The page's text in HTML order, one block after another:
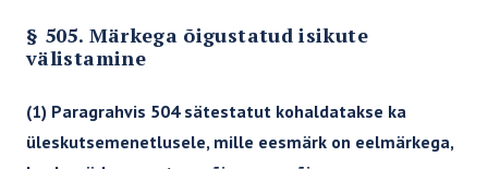
Patsiendikindlustus
Tsiviilkohtumenetluse seadustik III
Tsiviilkohtumenetluse seadustik II
§ 505. Märkega õigustatud isikute
välistamine
(1) Paragrahvis 504 sätestatut kohaldatakse ka
üleskutsemenetlusele, mille eesmärk on eelmärkega,